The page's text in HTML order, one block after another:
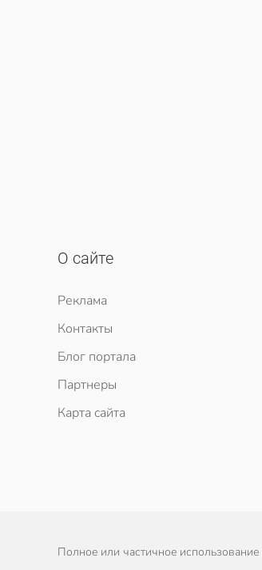
О сайте
Реклама
Контакты
Блог портала
Партнеры
Карта сайта
Полное или частичное